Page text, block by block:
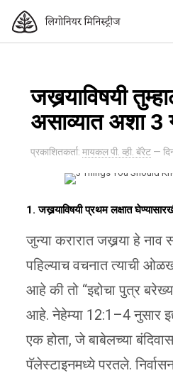
जखर्‍याविषयी
असाव्यात अशा 3
प्रकाशितकर्ता: मायकल पी. व्ही. बॅरेट —
1. जखर्‍याविषयी प्रथम लक्षात
जुन्या करारात जखर्‍या हे नाव
पहिल्याच वचनात त्याची
आहे की तो “इद्दोचा पुत्र
आहे. नेहेम्या 12:1–4 नुसार
एक होता, जे बाबेलच्या
पॅलेस्टाइनमध्ये परतले.